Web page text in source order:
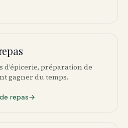
d’épicerie, préparation de
gagner du temps.
repas→